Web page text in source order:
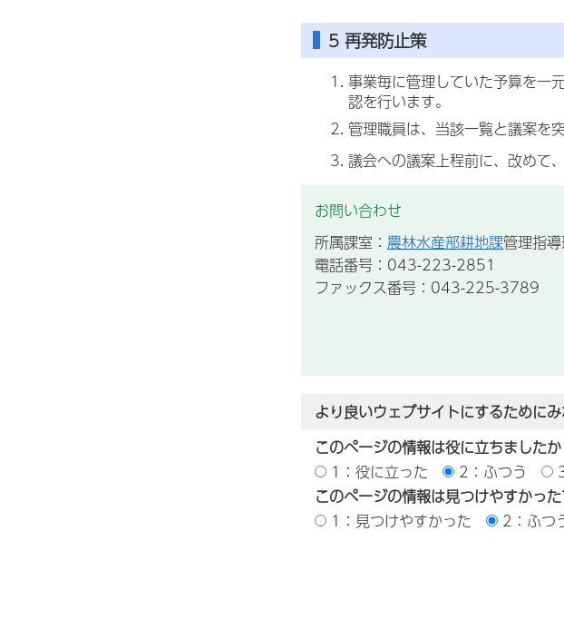
5 再発防止策
事業毎に管理していた予算を一
認を行います。
管理職員は、当該一覧と議案を
議会への議案上程前に、改めて
お問い合わせ
所属課室： 農林水産部耕地課管理指
電話番号：043-223-2851
ファックス番号：043-225-3789
より良いウェブサイトにするために
このページの情報は役に立ちましたか
1：役に立った
2：ふつう
このページの情報は見つけやすかっ
1：見つけやすかった
2：ふつ